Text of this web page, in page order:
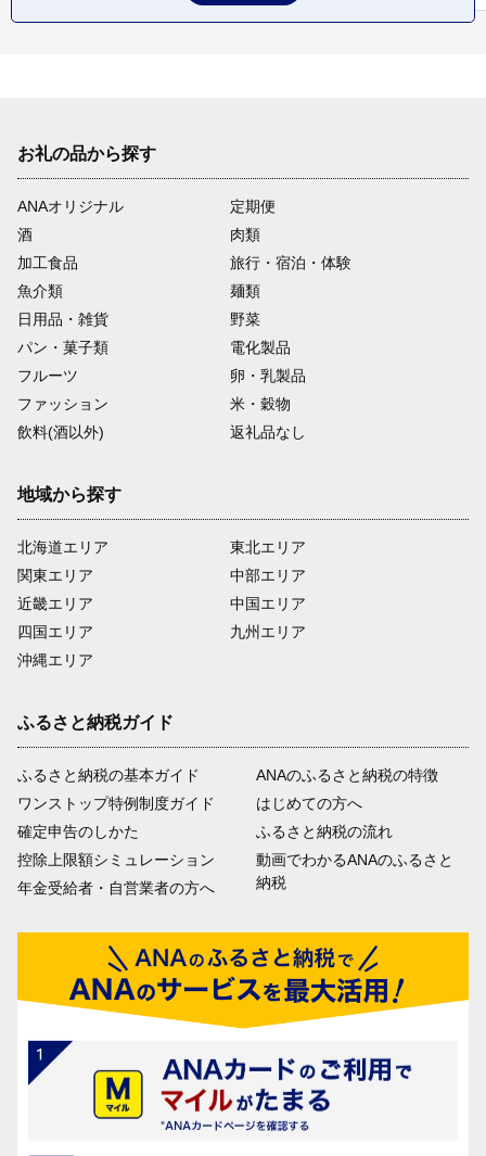
お礼の品から探す
ANAオリジナル
定期便
酒
肉類
加工食品
旅行・宿泊・体験
魚介類
麺類
日用品・雑貨
野菜
パン・菓子類
電化製品
フルーツ
卵・乳製品
ファッション
米・穀物
飲料(酒以外)
返礼品なし
地域から探す
北海道エリア
関東エリア
近畿エリア
四国エリア
沖縄エリア
東北エリア
中部エリア
中国エリア
九州エリア
ふるさと納税ガイド
ふるさと納税の基本ガイド
ワンストップ特例制度ガイド
確定申告のしかた
控除上限額シミュレーション
年金受給者・自営業者の方へ
ANAのふるさと納税の特徴
はじめての方へ
ふるさと納税の流れ
動画でわかるANAのふるさと
納税